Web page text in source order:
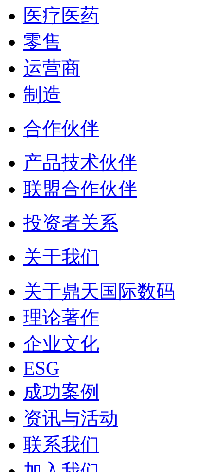
医疗医药
零售
运营商
制造
合作伙伴
产品技术伙伴
联盟合作伙伴
投资者关系
关于我们
关于鼎天国际数码
理论著作
企业文化
ESG
成功案例
资讯与活动
联系我们